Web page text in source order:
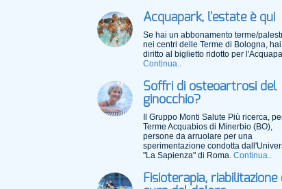
Acquapark, l'estate è qui
Se hai un abbonamento terme/
nei centri delle Terme di Bologna, hai
diritto al biglietto ridotto per
Continua..
Soffri di osteoartrosi del
ginocchio?
Il Gruppo Monti Salute Più ricerca,
Terme Acquabios di Minerbio (BO),
persone da arruolare per una
sperimentazione condotta
"La Sapienza" di Roma. Continua..
Fisioterapia, riabilitazione